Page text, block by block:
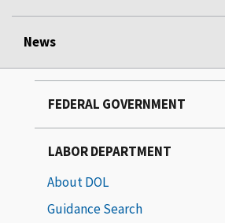
News
FEDERAL GOVERNMENT
LABOR DEPARTMENT
About DOL
Guidance Search